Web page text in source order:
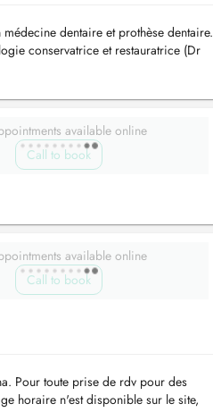
dentaire et prothèse dentaire.
conservatrice et restauratrice (Dr
available online
Call to book
available online
Call to book
Pour toute prise de rdv pour des
horaire n'est disponible sur le site,